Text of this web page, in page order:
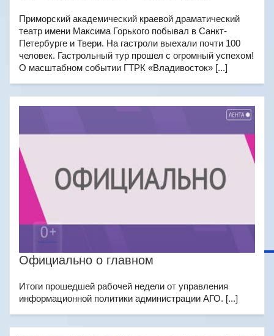
Приморский академический краевой драматический
театр имени Максима Горького побывал в Санкт-
Петербурге и Твери. На гастроли выехали почти 100
человек. Гастрольный тур прошел с огромный успехом!
О масштабном событии ГТРК «Владивосток» [...]
Официально о главном
Итоги прошедшей рабочей недели от управления
информационной политики администрации АГО. [...]